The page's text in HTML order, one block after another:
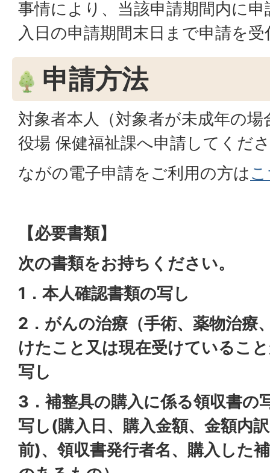
事情により、当該申請期間内に
入日の申請期間末日まで申請を
申請方法
対象者本人（対象者が未成年の
役場 保健福祉課へ申請してくだ
ながの電子申請をご利用の方は
【必要書類】
次の書類をお持ちください。
1．本人確認書類の写し
2．がんの治療（手術、薬物治療
けたこと又は現在受けているこ
写し
3．補整具の購入に係る領収書の
写し(購入日、購入金額、金額内
前)、領収書発行者名、購入した